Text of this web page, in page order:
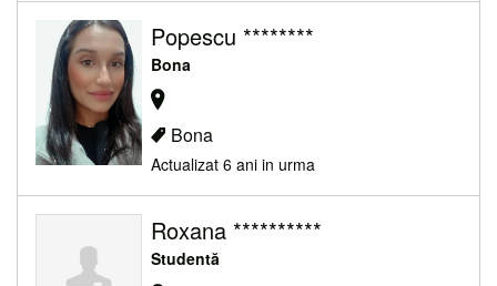
Popescu ********
Bona
Bona
Actualizat 6 ani in urma
Roxana **********
Studentă